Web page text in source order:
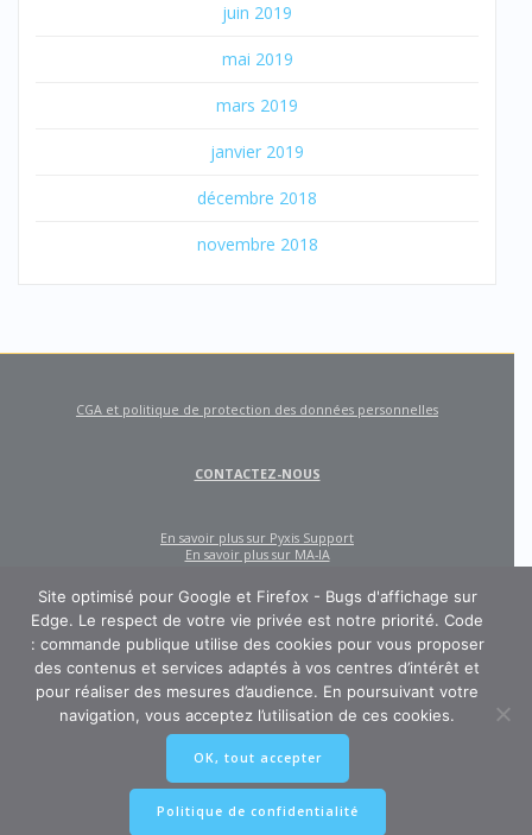
juin 2019
mai 2019
mars 2019
janvier 2019
décembre 2018
novembre 2018
CODE : COMMANDE PUBLIQUE
Un site créé et édité par Pyxis Support, cabinet de conseil en achats et
marchés publics : AMO, Externalisation des marchés, Contract Management,
Ingénierie contractuelle
CGA et politique de protection des données personnelles
CONTACTEZ-NOUS
En savoir plus sur Pyxis Support
En savoir plus sur MA-IA
Site optimisé pour Google et Firefox - Bugs d'affichage sur
Edge. Le respect de votre vie privée est notre priorité. Code
: commande publique utilise des cookies pour vous proposer
des contenus et services adaptés à vos centres d’intérêt et
pour réaliser des mesures d’audience. En poursuivant votre
navigation, vous acceptez l’utilisation de ces cookies.
OK, tout accepter
Politique de confidentialité